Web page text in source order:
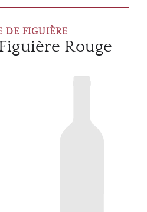
DE FIGUIÈRE
Rouge